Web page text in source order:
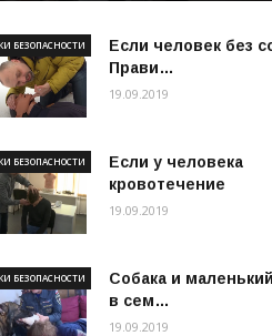
Если человек без
Прави…
БЕЗОПАСНОСТИ
19.09.2019
Если у человека
кровотечение
БЕЗОПАСНОСТИ
19.09.2019
Собака и
в сем…
БЕЗОПАСНОСТИ
19.09.2019